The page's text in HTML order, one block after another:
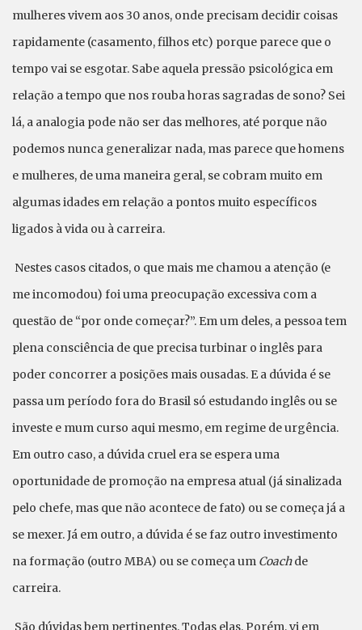
mulheres vivem aos 30 anos, onde precisam decidir coisas
rapidamente (casamento, filhos etc) porque parece que o
tempo vai se esgotar. Sabe aquela pressão psicológica em
relação a tempo que nos rouba horas sagradas de sono? Sei
lá, a analogia pode não ser das melhores, até porque não
podemos nunca generalizar nada, mas parece que homens
e mulheres, de uma maneira geral, se cobram muito em
algumas idades em relação a pontos muito específicos
ligados à vida ou à carreira.
Nestes casos citados, o que mais me chamou a atenção (e
me incomodou) foi uma preocupação excessiva com a
questão de “por onde começar?”. Em um deles, a pessoa tem
plena consciência de que precisa turbinar o inglês para
poder concorrer a posições mais ousadas. E a dúvida é se
passa um período fora do Brasil só estudando inglês ou se
investe e mum curso aqui mesmo, em regime de urgência.
Em outro caso, a dúvida cruel era se espera uma
oportunidade de promoção na empresa atual (já sinalizada
pelo chefe, mas que não acontece de fato) ou se começa já a
se mexer. Já em outro, a dúvida é se faz outro investimento
na formação (outro MBA) ou se começa um Coachde
carreira.
São dúvidas bem pertinentes. Todas elas. Porém, vi em